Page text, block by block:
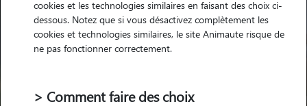
Pour quel animal ?
cookies et les technologies similaires en faisant des choix ci-
dessous. Notez que si vous désactivez complètement les
cookies et technologies similaires, le site Animaute risque de
ne pas fonctionner correctement.
> Comment faire des choix